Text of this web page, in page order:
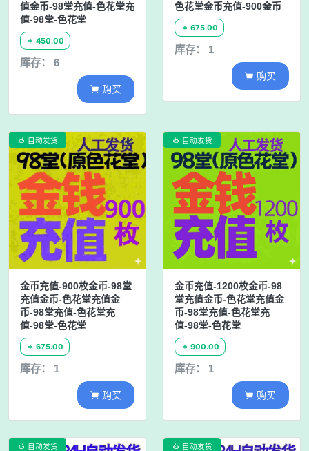
值金币-98堂充值-色花堂充
值-98堂-色花堂
 450.00
库存： 6
 购买
色花堂金币充值-900金币
 675.00
库存： 1
 购买
 自动发货
金币充值-900枚金币-98堂
充值金币-色花堂充值金
币-98堂充值-色花堂充
值-98堂-色花堂
 675.00
库存： 1
 购买
 自动发货
金币充值-1200枚金币-98
堂充值金币-色花堂充值金
币-98堂充值-色花堂充
值-98堂-色花堂
 900.00
库存： 1
 购买
 自动发货  自动发货